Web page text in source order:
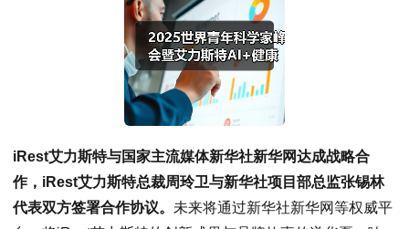
iRest艾力斯特与国家主流媒体新华社新华网达成战略合
作，iRest艾力斯特总裁周玲卫与新华社项目部总监张锡林
代表双方签署合作协议。 未来将通过新华社新华网等权威平